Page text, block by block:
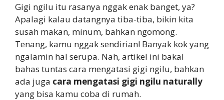
Gigi ngilu itu rasanya nggak enak banget, ya?
Apalagi kalau datangnya tiba-tiba, bikin kita
susah makan, minum, bahkan ngomong.
Tenang, kamu nggak sendirian! Banyak kok yang
ngalamin hal serupa. Nah, artikel ini bakal
bahas tuntas cara mengatasi gigi ngilu, bahkan
ada juga cara mengatasi gigi ngilu naturally
yang bisa kamu coba di rumah.